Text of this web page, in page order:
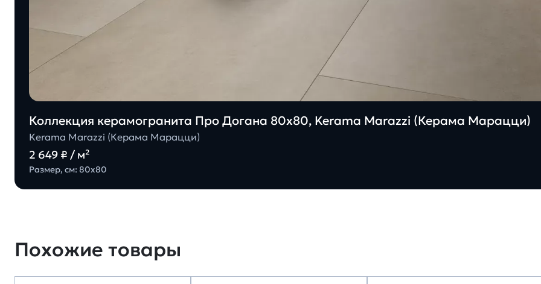
Коллекция керамогранита Про Догана 80х80, Kerama Marazzi (Керама Марацци)
Kerama Marazzi (Керама Марацци)
2 649 ₽ / м²
Размер, см: 80х80
Похожие товары